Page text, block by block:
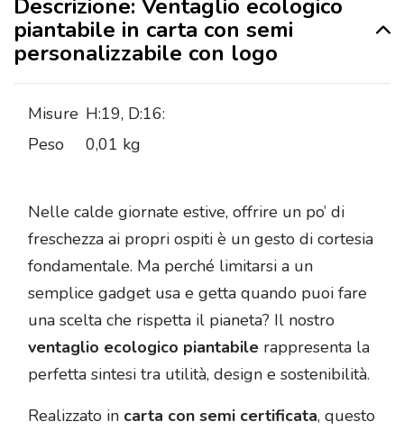
Descrizione: Ventaglio ecologico
piantabile in carta con semi
personalizzabile con logo
Misure H:19, D:16:
Peso
0,01 kg
Nelle calde giornate estive, offrire un po’ di
freschezza ai propri ospiti è un gesto di cortesia
fondamentale. Ma perché limitarsi a un
semplice gadget usa e getta quando puoi fare
una scelta che rispetta il pianeta? Il nostro
ventaglio ecologico piantabile rappresenta la
perfetta sintesi tra utilità, design e sostenibilità.
Realizzato in carta con semi certificata, questo